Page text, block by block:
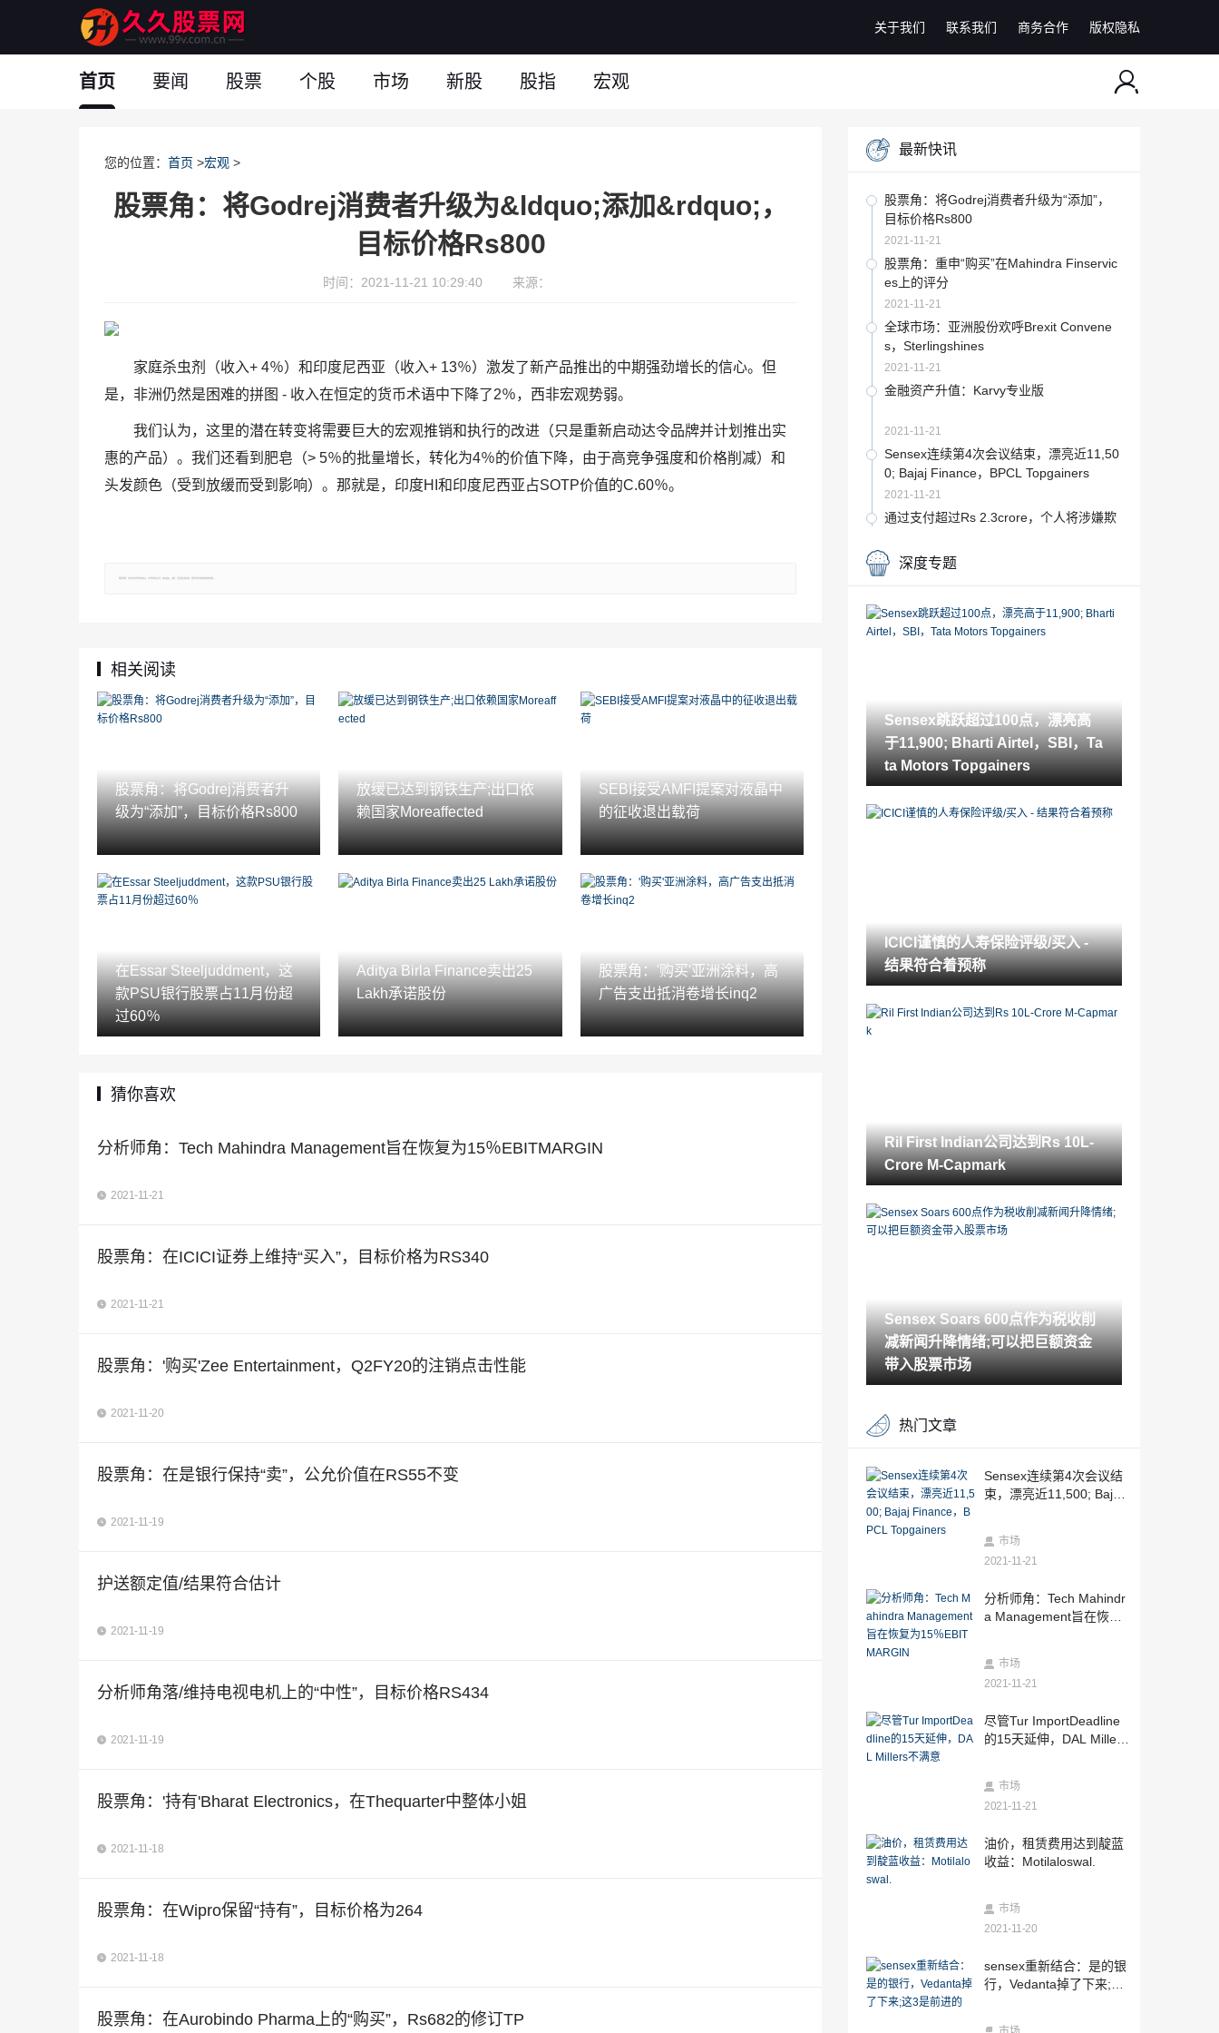
关于我们 联系我们 商务合作 版权隐私
首页 要闻 股票 个股 市场 新股 股指 宏观
您的位置： 首页 >宏观 >
股票角：将Godrej消费者升级为&ldquo;添加&rdquo;，
目标价格Rs800
时间：2021-11-21 10:29:40 来源：
家庭杀虫剂（收入+ 4％）和印度尼西亚（收入+ 13％）激发了新产品推出的中期强劲增长的信心。但
是，非洲仍然是困难的拼图 - 收入在恒定的货币术语中下降了2％，西非宏观势弱。
我们认为，这里的潜在转变将需要巨大的宏观推销和执行的改进（只是重新启动达令品牌并计划推出实
惠的产品）。我们还看到肥皂（> 5％的批量增长，转化为4％的价值下降，由于高竞争强度和价格削减）和
头发颜色（受到放缓而受到影响）。那就是，印度HI和印度尼西亚占SOTP价值的C.60％。
郑重声明：文章仅代表原作者观点，不代表本站立场；如有侵权、违规，可直接反馈本站，我们将会作修改或删除处理。
相关阅读
股票角：将Godrej消费者升
级为“添加”，目标价格Rs800
放缓已达到钢铁生产;出口依
赖国家Moreaffected
SEBI接受AMFI提案对液晶中
的征收退出载荷
在Essar Steeljuddment，这
款PSU银行股票占11月份超
过60％
Aditya Birla Finance卖出25
Lakh承诺股份
股票角：'购买'亚洲涂料，高
广告支出抵消卷增长inq2
猜你喜欢
分析师角：Tech Mahindra Management旨在恢复为15％EBITMARGIN
2021-11-21
股票角：在ICICI证券上维持“买入”，目标价格为RS340
2021-11-21
股票角：'购买'Zee Entertainment，Q2FY20的注销点击性能
2021-11-20
股票角：在是银行保持“卖”，公允价值在RS55不变
2021-11-19
护送额定值/结果符合估计
2021-11-19
分析师角落/维持电视电机上的“中性”，目标价格RS434
2021-11-19
股票角：'持有'Bharat Electronics，在Thequarter中整体小姐
2021-11-18
股票角：在Wipro保留“持有”，目标价格为264
2021-11-18
股票角：在Aurobindo Pharma上的“购买”，Rs682的修订TP
最新快讯
股票角：将Godrej消费者升级为“添加”，
目标价格Rs800
2021-11-21
股票角：重申“购买”在Mahindra Finservic
es上的评分
2021-11-21
全球市场：亚洲股份欢呼Brexit Convene
s，Sterlingshines
2021-11-21
金融资产升值：Karvy专业版
2021-11-21
Sensex连续第4次会议结束，漂亮近11,50
0; Bajaj Finance，BPCL Topgainers
2021-11-21
通过支付超过Rs 2.3crore，个人将涉嫌欺
2021-11-21
rs2021-11-21
0卢比提供洋葱，而不是60卢比
2021-11-21
银行股票拖曳市场下跌，漂亮的寄存器最
大的单日落在Amonth
2021-11-21
2021-11-21
Sensex延伸到第6天，但从历史新中取出;
检查今天发生的事情
2021-11-21
股票角：在ICICI证券上维持“买入”，目标
价格为RS340
ITC在Andhrapradesh在Chilli Growers开
发价值链
2021-11-21
尽管Tur ImportDeadline的15天延伸，DA
L Millers不满意
2021-11-21
LAKH CR
Ril First Indian公司达到Rs 10L-Crore M-
Capmark
2021-11-21
在Essar Steeljuddment，这款PSU银行股
Ril First Indian公司达到Rs 10L-Crore M-
Capmark
2021-11-20
辛格兄弟赫尔蒂格后，Fortis Healthcare
Sensex最终获得95分，漂亮略高于11,60
0; keyReasons.
2021-11-20
油价，租赁费用达到靛蓝收益：Motilalos
在高价上，印度黄金需求下降32％，经济
放缓：WGC
Sensex Soars 600点作为税收削减新闻升
降情绪;可以把巨额资金带入股票市场
《一直睡一直爽 白婧依顾绍》(全文在线阅
读)无删减小说
深度专题
Sensex跳跃超过100点，漂亮高
于11,900; Bharti Airtel，SBI，Ta
ta Motors Topgainers
ICICI谨慎的人寿保险评级/买入 -
结果符合着预称
Ril First Indian公司达到Rs 10L-
Crore M-Capmark
Sensex Soars 600点作为税收削
减新闻升降情绪;可以把巨额资金
带入股票市场
热门文章
Sensex连续第4次会议结
束，漂亮近11,500; Bajaj
市场
2021-11-21
分析师角：Tech Mahindr
a Management旨在恢复
市场
2021-11-21
尽管Tur ImportDeadline
的15天延伸，DAL Millers
市场
2021-11-21
油价，租赁费用达到靛蓝
收益：Motilaloswal.
市场
2021-11-20
sensex重新结合：是的银
行，Vedanta掉了下来;这